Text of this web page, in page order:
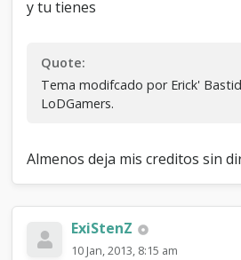
y tu tienes
Quote:
Tema modifcado por Erick'
LoDGamers.
Almenos deja mis creditos sin
ExiStenZ
10 Jan, 2013, 8:15 am